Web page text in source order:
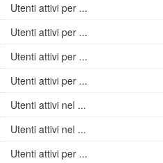
Utenti attivi per ...
Utenti attivi per ...
Utenti attivi per ...
Utenti attivi per ...
Utenti attivi nel ...
Utenti attivi nel ...
Utenti attivi per ...